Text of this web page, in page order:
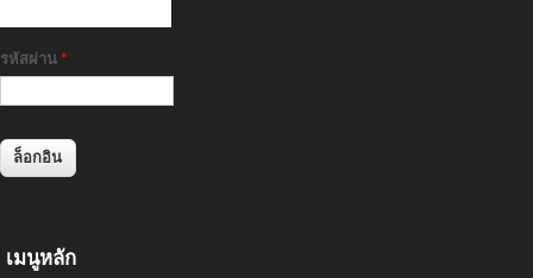
รหัสผ่าน *
เมนูหลัก